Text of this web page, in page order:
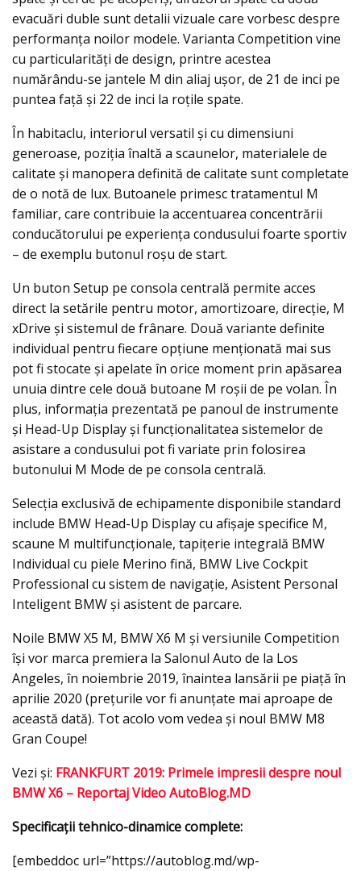
evacuări duble sunt detalii vizuale care vorbesc despre
performanţa noilor modele. Varianta Competition vine
cu particularităţi de design, printre acestea
numărându-se jantele M din aliaj uşor, de 21 de inci pe
puntea faţă şi 22 de inci la roţile spate.
În habitaclu, interiorul versatil şi cu dimensiuni
generoase, poziţia înaltă a scaunelor, materialele de
calitate şi manopera definită de calitate sunt completate
de o notă de lux. Butoanele primesc tratamentul M
familiar, care contribuie la accentuarea concentrării
conducătorului pe experienţa condusului foarte sportiv
– de exemplu butonul roşu de start.
Un buton Setup pe consola centrală permite acces
direct la setările pentru motor, amortizoare, direcţie, M
xDrive şi sistemul de frânare. Două variante definite
individual pentru fiecare opţiune menţionată mai sus
pot fi stocate şi apelate în orice moment prin apăsarea
unuia dintre cele două butoane M roşii de pe volan. În
plus, informaţia prezentată pe panoul de instrumente
şi Head-Up Display şi funcţionalitatea sistemelor de
asistare a condusului pot fi variate prin folosirea
butonului M Mode de pe consola centrală.
Selecţia exclusivă de echipamente disponibile standard
include BMW Head-Up Display cu afişaje specifice M,
scaune M multifuncţionale, tapiţerie integrală BMW
Individual cu piele Merino fină, BMW Live Cockpit
Professional cu sistem de navigaţie, Asistent Personal
Inteligent BMW şi asistent de parcare.
Noile BMW X5 M, BMW X6 M şi versiunile Competition
îşi vor marca premiera la Salonul Auto de la Los
Angeles, în noiembrie 2019, înaintea lansării pe piaţă în
aprilie 2020 (preţurile vor fi anunţate mai aproape de
această dată). Tot acolo vom vedea şi noul BMW M8
Gran Coupe!
Vezi şi: FRANKFURT 2019: Primele impresii despre noul
BMW X6 – Reportaj Video AutoBlog.MD
Specificații tehnico-dinamice complete:
[embeddoc url=”https://autoblog.md/wp-